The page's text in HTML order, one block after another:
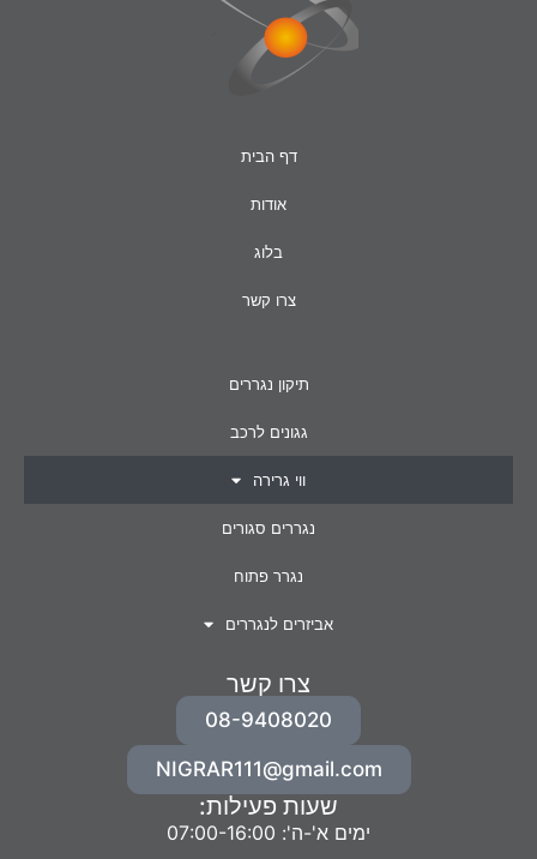
דף הבית
אודות
בלוג
צרו קשר
תיקון נגררים
גגונים לרכב
ווי גרירה
נגררים סגורים
נגרר פתוח
אביזרים לנגררים
צרו קשר
08-9408020
NIGRAR111@gmail.com
שעות פעילות:
ימים א'-ה': 07:00-16:00